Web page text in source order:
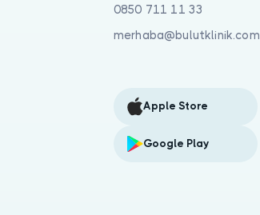
0850 711 11 33
merhaba@bulutklinik.com
Apple Store
Google Play